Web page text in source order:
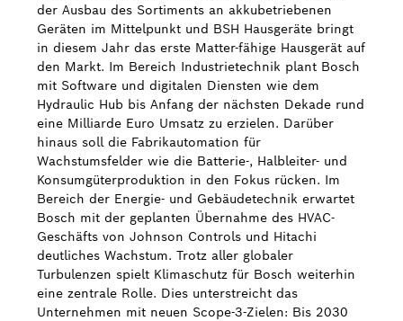
der Ausbau des Sortiments an akkubetriebenen
Geräten im Mittelpunkt und BSH Hausgeräte bringt
in diesem Jahr das erste Matter-fähige Hausgerät auf
den Markt. Im Bereich Industrietechnik plant Bosch
mit Software und digitalen Diensten wie dem
Hydraulic Hub bis Anfang der nächsten Dekade rund
eine Milliarde Euro Umsatz zu erzielen. Darüber
hinaus soll die Fabrikautomation für
Wachstumsfelder wie die Batterie-, Halbleiter- und
Konsumgüterproduktion in den Fokus rücken. Im
Bereich der Energie- und Gebäudetechnik erwartet
Bosch mit der geplanten Übernahme des HVAC-
Geschäfts von Johnson Controls und Hitachi
deutliches Wachstum. Trotz aller globaler
Turbulenzen spielt Klimaschutz für Bosch weiterhin
eine zentrale Rolle. Dies unterstreicht das
Unternehmen mit neuen Scope-3-Zielen: Bis 2030